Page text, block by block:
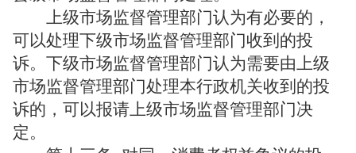
上级市场监督管理部门认为有必要的，
可以处理下级市场监督管理部门收到的投
诉。下级市场监督管理部门认为需要由上级
市场监督管理部门处理本行政机关收到的投
诉的，可以报请上级市场监督管理部门决
定。